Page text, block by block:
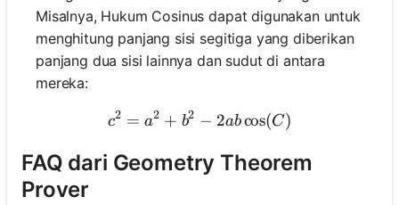
Ada
Anda
Misalnya, Hukum Cosinus dapat digunakan untuk
menghitung panjang sisi segitiga yang diberikan
panjang dua sisi lainnya dan sudut di antara
mereka:
c^2 = a^2 + b^2 - 2ab
c2 = a2 + b2 − 2abcos(C)
FAQ dari Geometry Theorem
Prover